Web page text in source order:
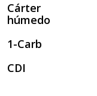
Cárter
húmedo
1-Carb
CDI